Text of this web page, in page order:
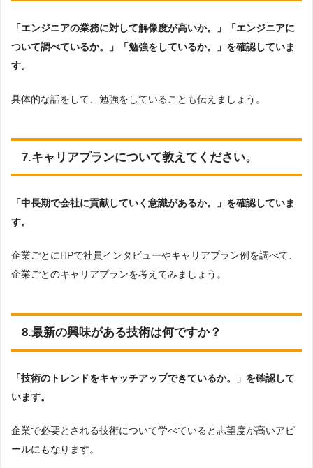
「エンジニアの業務に対して解像度が高いか。」「エンジニアに
ついて調べているか。」「勉強をしているか。」を確認していま
す。
具体的な話をして、勉強をしていることも伝えましょう。
7.キャリアプランについて教えてください。
「中長期で会社に貢献していく意識があるか。」を確認していま
す。
企業ごとにHPで社員インタビューやキャリアプラン例を調べて、
企業ごとのキャリアプランを考えてみましょう。
8.最新の興味がある技術は何ですか？
「技術のトレンドをキャッチアップできているか。」を確認して
います。
企業で必要とされる技術について学べていると志望度が高いアピ
ールにもなります。